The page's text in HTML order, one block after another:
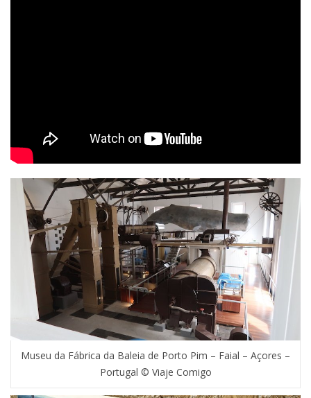
Museu da Fábrica da Baleia de Porto Pim – Faial – Açores –
Portugal © Viaje Comigo